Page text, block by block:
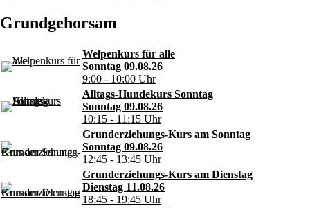
Grundgehorsam
Welpenkurs für alle
Sonntag 09.08.26
9:00 - 10:00 Uhr
Alltags-Hundekurs Sonntag
Sonntag 09.08.26
10:15 - 11:15 Uhr
Grunderziehungs-Kurs am Sonntag
Sonntag 09.08.26
12:45 - 13:45 Uhr
Grunderziehungs-Kurs am Dienstag
Dienstag 11.08.26
18:45 - 19:45 Uhr